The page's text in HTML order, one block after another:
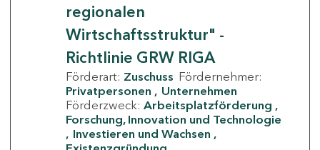
regionalen
Wirtschaftsstruktur" -
Richtlinie GRW RIGA
Förderart: Zuschuss Fördernehmer:
Privatpersonen
Unternehmen
Förderzweck: Arbeitsplatzförderung
Forschung, Innovation und Technologie
Investieren und Wachsen